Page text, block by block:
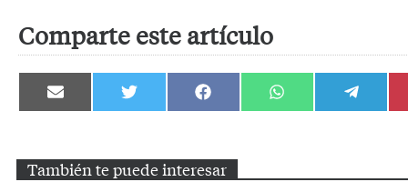
Comparte este artículo
Compartir
en
Compartir
en
Compartir
en
Compartir
en
Compartir
en
También te puede interesar